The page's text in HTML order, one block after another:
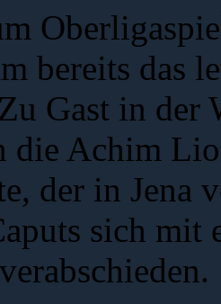
bereits das
Gast in der
die Achim
der in
sich mit